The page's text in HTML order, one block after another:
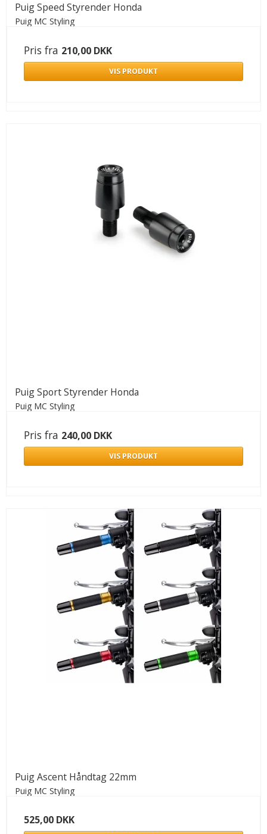
Puig Speed Styrender Honda
Puig MC Styling
Pris fra 210,00 DKK
VIS PRODUKT
Puig Sport Styrender Honda
Puig MC Styling
Pris fra 240,00 DKK
VIS PRODUKT
Puig Ascent Håndtag 22mm
Puig MC Styling
525,00 DKK